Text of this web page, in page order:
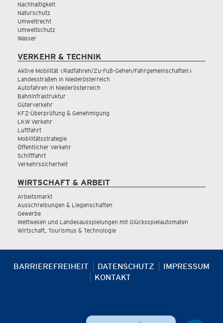
Nachhaltigkeit
Naturschutz
Umweltrecht
Umweltschutz
Wasser
VERKEHR & TECHNIK
Aktive Mobilität (Radfahren/Zu-Fuß-Gehen/Fahrgemeinschaften)
Landesstraßen in Niederösterreich
Autofahren in Niederösterreich
Bahninfrastruktur
Güterverkehr
KFZ-Überprüfung & Genehmigung
LKW Verkehr
Luftfahrt
Mobilitätsstrategie
Öffentlicher Verkehr
Schifffahrt
Verkehrssicherheit
WIRTSCHAFT & ARBEIT
Arbeitsmarkt
Ausschreibungen & Liegenschaften
Gewerbe
Wettwesen und Landesausspielungen mit Glücksspielautomaten
Wirtschaft, Tourismus & Technologie
BARRIEREFREIHEIT DATENSCHUTZ
IMPRESSUM
KONTAKT